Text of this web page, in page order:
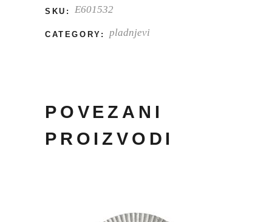
SKU: E601532
CATEGORY: pladnjevi
POVEZANI
PROIZVODI